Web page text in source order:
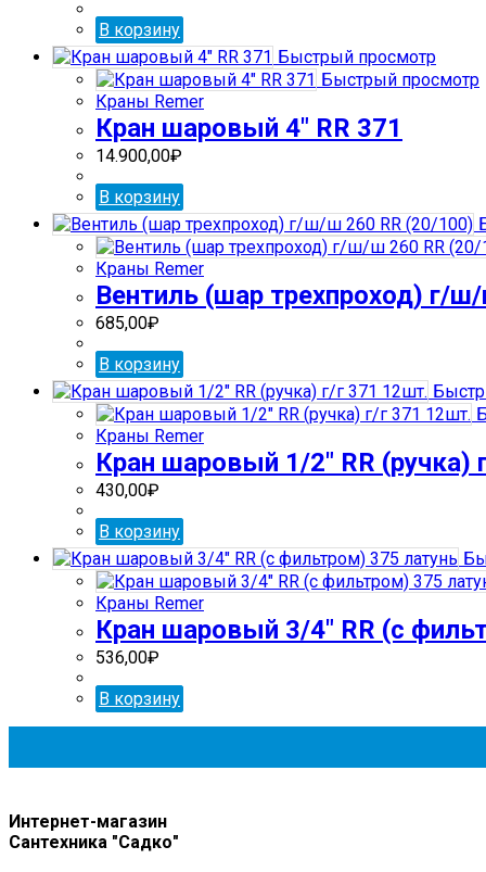
В корзину
Быстрый просмотр
Быстрый просмотр
Краны Remer
Кран шаровый 4″ RR 371
14.900,00₽
В корзину
Краны Remer
Вентиль (шар трехпроход) г/
685,00₽
В корзину
Краны Remer
Кран шаровый 1/2″ RR (ручка)
430,00₽
В корзину
Краны Remer
Кран шаровый 3/4″ RR (с
536,00₽
В корзину
Интернет-магазин
Сантехника "Садко"